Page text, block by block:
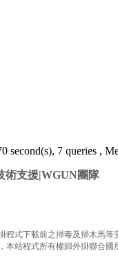
second(s), 7 queries ,
術支援|WGUN團隊
下載前之掃毒及掃木馬等
站程式所有權歸外掛聯合國